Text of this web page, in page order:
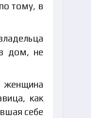
тому, в
дом, не
женщина
как
себе